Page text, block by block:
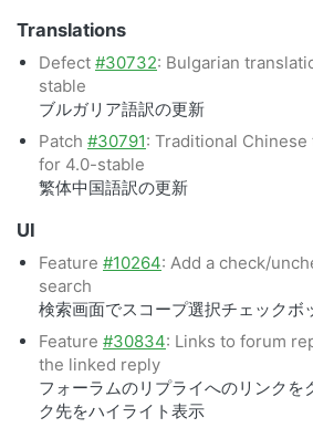
Translations
Defect #30732: Bulgarian
stable
ブルガリア語訳の更新
Patch #30791: Traditional
for 4.0-stable
繁体中国語訳の更新
UI
Feature #10264: Add a check/
search
検索画面でスコープ選択チェックボ
Feature #30834: Links to forum
the linked reply
フォーラムのリプライへのリンクを
ク先をハイライト表示